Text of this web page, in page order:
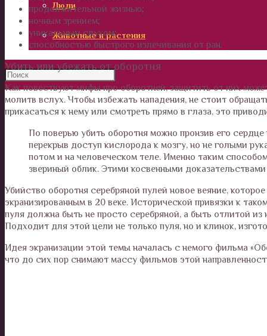
Люди
Животные и растения
продолжительной жизнью;
ночным зрением;
уникальным слухом;
способностью быстрого излечивания от ран.
Убить или убежать от оборотня
Как повествуют мифы про оборотней, защитить от них
молитв вслух. Чтобы избежать нападения, не стоит
прикасаться к нему или смотреть прямо в глаза, это
По поверью убить оборотня можно пронзив его
перекрыв доступ кислорода к мозгу, но не голыми
потом и на человеческом теле. Именно таким
звериный облик. Этими косвенными
Убийство оборотня серебряной пулей новое веяние,
экранизированным в 20 веке. Исторической привязки к
пуля должна быть не просто серебряной, а быть отлитой
Подходит для этой цели не только пуля, но и клинок,
Идея экранизации этой темы началась с немого фильма
что до сих пор снимают массу фильмов этой